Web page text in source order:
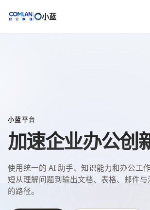
小蓝
小蓝平台
加速企业办公创
使用统一的 AI 助手、知识能力和办公工
短从理解问题到输出文档、表格、邮件与
的路径。